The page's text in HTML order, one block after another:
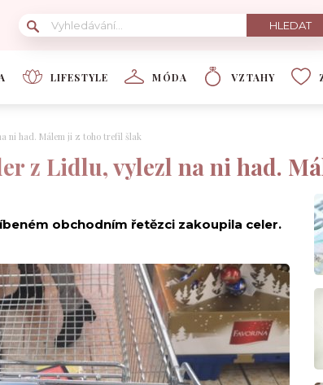
LIFESTYLE MÓDA VZTAHY
ni had. Málem ji z toho trefil šlak
z Lidlu, vylezl na ni had.
obchodním řetězci zakoupila celer.